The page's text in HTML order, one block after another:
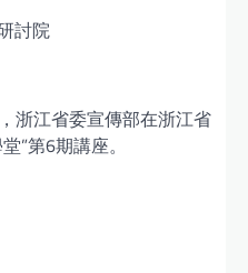
討院
浙江省委宣傳部在浙江省
”第6期講座。